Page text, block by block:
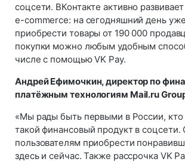
соцсети. ВКонтакте активно
e-commerce: на сегодняшний день
приобрести товары от 190 000
покупки можно любым удобным
числе с помощью VK Pay.
Андрей Ефимочкин, директор по
платёжным технологиям Mail.ru
«Мы рады быть первыми в России, кто
такой финансовый продукт в
пользователям приобрести
здесь и сейчас. Также рассрочка VK